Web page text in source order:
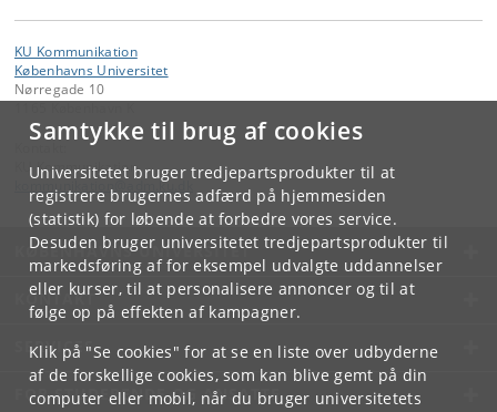
Samtykke til brug af cookies
Universitetet bruger tredjepartsprodukter til at
registrere brugernes adfærd på hjemmesiden
(statistik) for løbende at forbedre vores service.
Desuden bruger universitetet tredjepartsprodukter til
markedsføring af for eksempel udvalgte uddannelser
eller kurser, til at personalisere annoncer og til at
følge op på effekten af kampagner.
Klik på "Se cookies" for at se en liste over udbyderne
af de forskellige cookies, som kan blive gemt på din
computer eller mobil, når du bruger universitetets
KU Kommunikation
Københavns Universitet
Nørregade 10
KU Kommunikation
ku
KØBENHAVNS UNIVERSITET
KONTAKT
SERVICES
FOR STUDERENDE OG ANSATTE